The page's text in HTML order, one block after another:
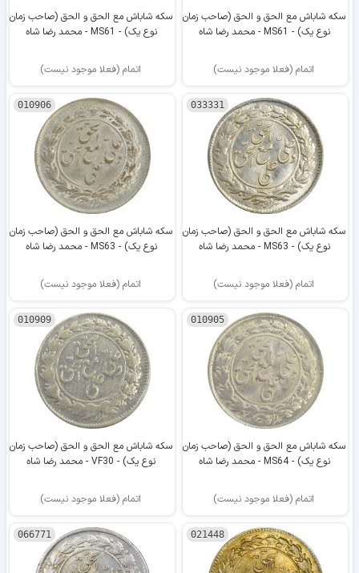
سکه شاباش مع الحق و الحق (صاحب زمان
نوع یک) - MS61 - محمد رضا شاه
اتمام (فعلا موجود نیست)
سکه شاباش مع الحق و الحق (صاحب زمان
نوع یک) - MS61 - محمد رضا شاه
اتمام (فعلا موجود نیست)
033331
سکه شاباش مع الحق و الحق (صاحب زمان
نوع یک) - MS63 - محمد رضا شاه
اتمام (فعلا موجود نیست)
010906
سکه شاباش مع الحق و الحق (صاحب زمان
نوع یک) - MS63 - محمد رضا شاه
اتمام (فعلا موجود نیست)
010905
سکه شاباش مع الحق و الحق (صاحب زمان
نوع یک) - MS64 - محمد رضا شاه
اتمام (فعلا موجود نیست)
010909
سکه شاباش مع الحق و الحق (صاحب زمان
نوع یک) - VF30 - محمد رضا شاه
اتمام (فعلا موجود نیست)
021448
066771